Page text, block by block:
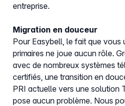
entreprise.
Migration en douceur
Pour Easybell, le fait que vous
primaires ne joue aucun rôle.
avec de nombreux systèmes
certifiés, une transition en
PRI actuelle vers une solution
pose aucun problème. Nous